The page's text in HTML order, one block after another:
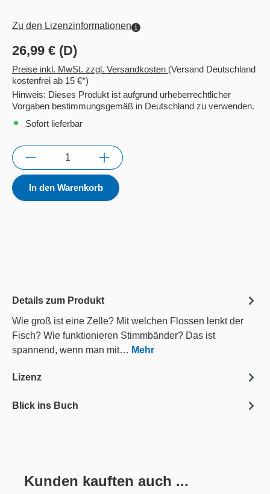
Zu den Lizenzinformationen
26,99 € (D)
Preise inkl. MwSt. zzgl. Versandkosten (Versand Deutschland
kostenfrei ab 15 €*)
Hinweis: Dieses Produkt ist aufgrund urheberrechtlicher
Vorgaben bestimmungsgemäß in Deutschland zu verwenden.
Sofort lieferbar
Anzahl
In den Warenkorb
Details zum Produkt
Wie groß ist eine Zelle? Mit welchen Flossen lenkt der
Fisch? Wie funktionieren Stimmbänder? Das ist
spannend, wenn man mit… Mehr
Lizenz
Blick ins Buch
Produktgalerie überspringen
Kunden kauften auch ...